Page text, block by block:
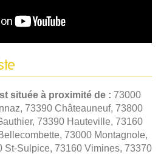
située à proximité de : 73000
73390 Châteauneuf, 73800
73390 Hauteville, 73160
73000 Montagnole,
St-Sulpice, 73160 Vimines, 73370